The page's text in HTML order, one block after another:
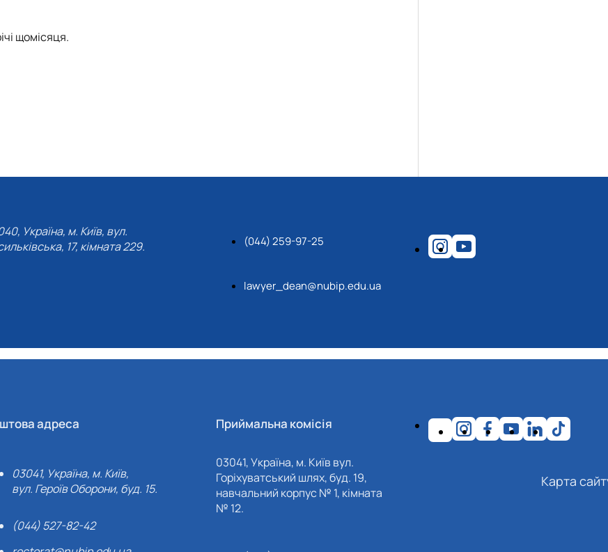
щомісяця.
Україна, м. Київ, вул.
17, кімната 229.
(044) 259-97-25
lawyer_dean@nubip.edu.ua
адреса
03041, Україна, м. Київ,
вул. Героїв Оборони, буд. 15.
(044) 527-82-42
Приймальна комісія
03041, Україна, м. Київ вул.
Горіхуватський шлях, буд. 19,
навчальний корпус № 1, кімната
№ 12.
Карта